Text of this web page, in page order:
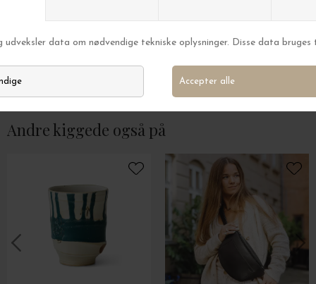
REDESIGNED
Crossover Nynne Small, Brun
DKK 1.200,00
REDESIGNED
Crossover Nynne
Andre kiggede også på